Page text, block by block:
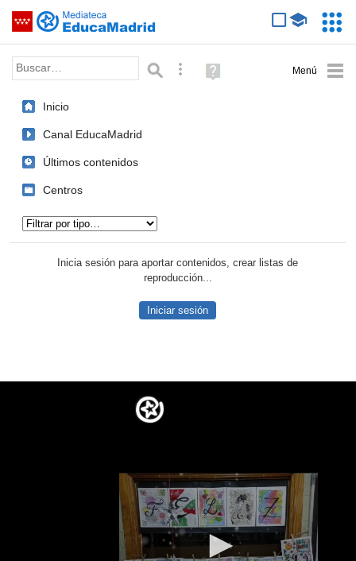
Saltar navegación
Palabra o frase: Búsqueda avanzada
Ayuda
(en
Inicio
Canal EducaMadrid
Últimos contenidos
Centros
Inicia sesión para aportar contenidos, crear listas de
reproducción...
Iniciar sesión